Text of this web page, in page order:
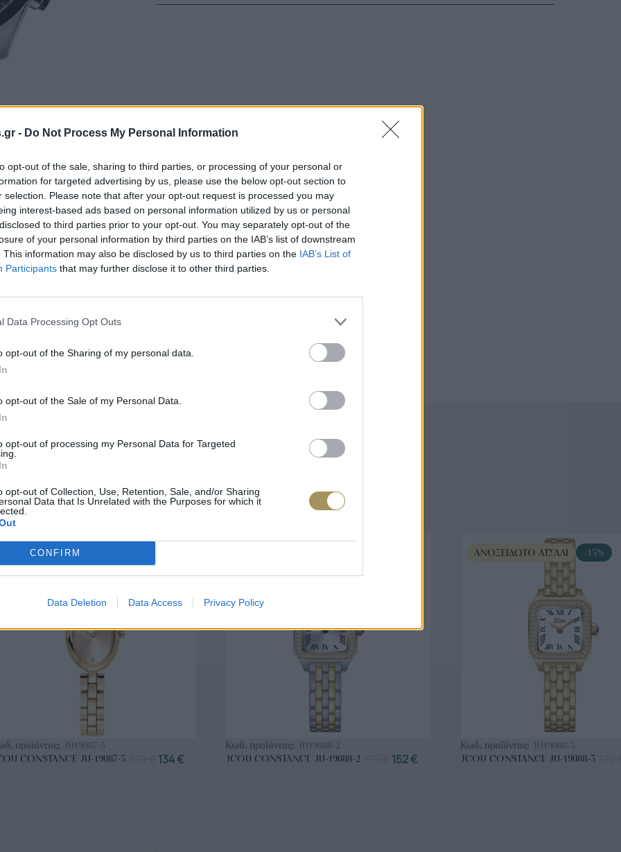
- Do Not Process My Personal Information
opt-out of the sale, sharing to third parties, or processing of your personal or
for targeted advertising by us, please use the below opt-out section to
selection. Please note that after your opt-out request is processed you may
interest-based ads based on personal information utilized by us or personal
to third parties prior to your opt-out. You may separately opt-out of the
of your personal information by third parties on the IAB’s list of downstream
This information may also be disclosed by us to third parties on the IAB’s List of
Participants that may further disclose it to other third parties.
Data Processing Opt Outs
opt-out of the Sharing of my personal data.
opt-out of the Sale of my Personal Data.
opt-out of processing my Personal Data for Targeted
opt-out of Collection, Use, Retention, Sale, and/or Sharing
Data that Is Unrelated with the Purposes for which it
CONFIRM
Data Deletion Data Access Privacy Policy
Που Ταιριάζουν
Εδώ θα βρείτε τις κορυφαίες
την εξαιρετική τους ποιότητα.
ΑΓΟΡΑ ΤΩΡΑ
ΑΝΟΞΕΊΔΩΤΟ ΑΤΣΆΛΙ
προϊόντος: JU19087-3
CONSTANCE JU-19087-3
134€
ΑΓΟΡΑ ΤΩΡΑ
Κωδ. προϊόντος: JU19088-2
JCOU CONSTANCE JU-19088-2
152€
ΑΓΟΡΑ ΤΩΡΑ
ΑΝΟΞΕΊΔΩΤΟ ΑΤΣΆΛΙ -15%
Κωδ. προϊόντος: JU19088-3
JCOU CONSTANCE JU-19088-3